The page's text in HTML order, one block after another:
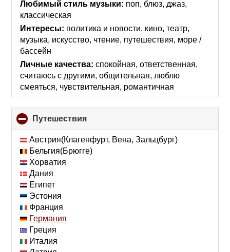
Любимый стиль музыки: поп, блюз, джаз,
классическая
Интересы: политика и новости, кино, театр,
музыка, искусcтво, чтение, путешествия, море /
бассейн
Личные качества: спокойная, ответственная,
считаюсь с другими, общительная, люблю
смеяться, чувствительная, романтичная
Путешествия
to
collapse
contents
Австрия(Клагенфурт, Вена, Зальцбург)
Бельгия(Брюгге)
Хорватия
Дания
Египет
Эстония
Франция
Германия
Греция
Италия